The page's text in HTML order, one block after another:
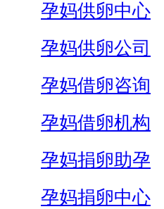
孕妈供卵中心
孕妈供卵公司
孕妈借卵咨询
孕妈借卵机构
孕妈捐卵助孕
孕妈捐卵中心